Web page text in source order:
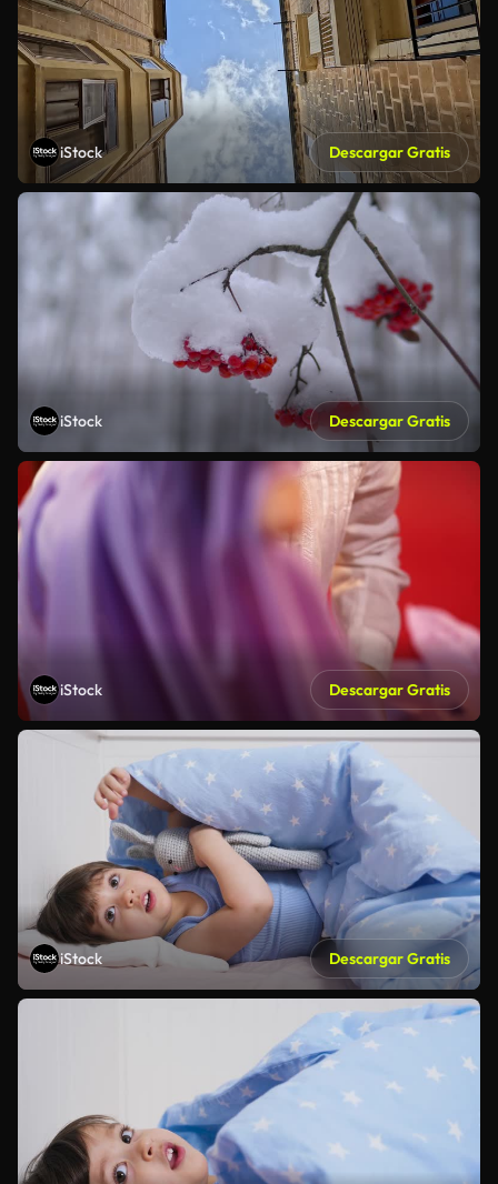
iStock Descargar Gratis
iStock Descargar Gratis
iStock Descargar Gratis
iStock Descargar Gratis